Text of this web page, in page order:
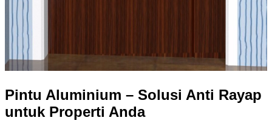
Pintu Aluminium – Solusi Anti Rayap
untuk Properti Anda